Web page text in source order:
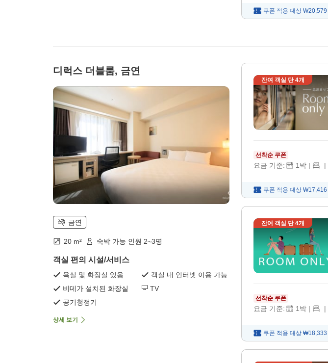
쿠폰 적용 대상 ₩20,579
디럭스 더블룸, 금연
금연
20 m² 숙박 가능 인원 2~3명
객실 편의 시설/서비스
욕실 및 화장실 있음
객실 내 인터넷 이용 가능
비데가 설치된 화장실
TV
공기청정기
상세 보기
잔여 객실 단4개
선착순 쿠폰
요금 기준: 1 박 | |
쿠폰 적용 대상 ₩17,416
잔여 객실 단4개
선착순 쿠폰
요금 기준: 1 박 | |
쿠폰 적용 대상 ₩18,333